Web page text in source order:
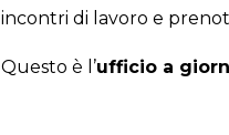
incontri di lavoro e
Questo è l’ufficio a